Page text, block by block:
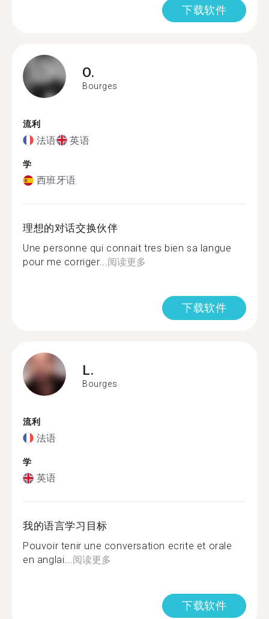
下载软件
O.
Bourges
流利
法语 英语
学
西班牙语
理想的对话交换伙伴
Une personne qui connait tres bien sa langue
pour me corriger...阅读更多
下载软件
L.
Bourges
流利
法语
学
英语
我的语言学习目标
Pouvoir tenir une conversation ecrite et orale
en anglai...阅读更多
下载软件